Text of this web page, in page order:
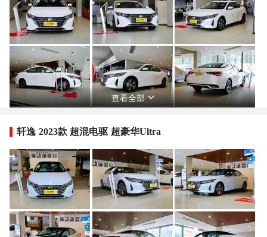
查看全部
轩逸 2023款 超混电驱 超豪华Ultra